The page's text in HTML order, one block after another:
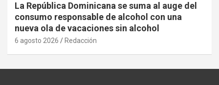
La República Dominicana se suma al auge del
consumo responsable de alcohol con una
nueva ola de vacaciones sin alcohol
6 agosto 2026 Redacción